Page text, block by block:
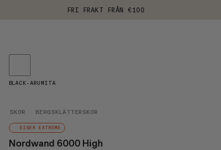
FRI FRAKT FRÅN €100
SKOR BERGSKLÄTTERSKOR
EIGER EXTREME
Nordwand 6000 High
BLACK-ARUMITA